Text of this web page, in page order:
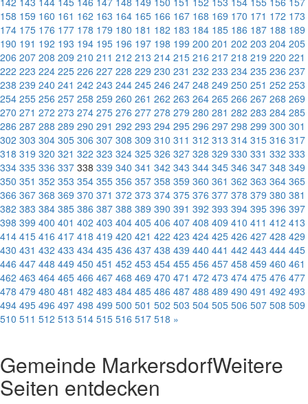
158 159 160 161 162 163 164 165 166 167 168 169 170 171 172 173
174 175 176 177 178 179 180 181 182 183 184 185 186 187 188 189
190 191 192 193 194 195 196 197 198 199 200 201 202 203 204 205
206 207 208 209 210 211 212 213 214 215 216 217 218 219 220 221
222 223 224 225 226 227 228 229 230 231 232 233 234 235 236 237
238 239 240 241 242 243 244 245 246 247 248 249 250 251 252 253
254 255 256 257 258 259 260 261 262 263 264 265 266 267 268 269
270 271 272 273 274 275 276 277 278 279 280 281 282 283 284 285
286 287 288 289 290 291 292 293 294 295 296 297 298 299 300 301
302 303 304 305 306 307 308 309 310 311 312 313 314 315 316 317
318 319 320 321 322 323 324 325 326 327 328 329 330 331 332 333
334 335 336 337 338 339 340 341 342 343 344 345 346 347 348 349
350 351 352 353 354 355 356 357 358 359 360 361 362 363 364 365
366 367 368 369 370 371 372 373 374 375 376 377 378 379 380 381
382 383 384 385 386 387 388 389 390 391 392 393 394 395 396 397
398 399 400 401 402 403 404 405 406 407 408 409 410 411 412 413
414 415 416 417 418 419 420 421 422 423 424 425 426 427 428 429
430 431 432 433 434 435 436 437 438 439 440 441 442 443 444 445
446 447 448 449 450 451 452 453 454 455 456 457 458 459 460 461
462 463 464 465 466 467 468 469 470 471 472 473 474 475 476 477
478 479 480 481 482 483 484 485 486 487 488 489 490 491 492 493
494 495 496 497 498 499 500 501 502 503 504 505 506 507 508 509
510 511 512 513 514 515 516 517 518 »
Gemeinde MarkersdorfWeitere
Seiten entdecken